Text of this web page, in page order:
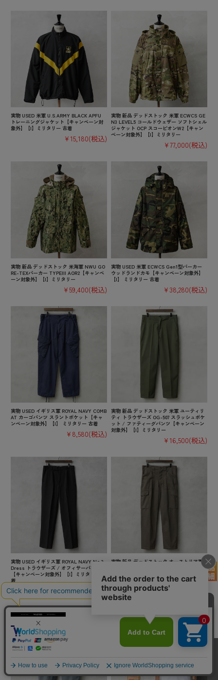
実物 USED 米軍 U.S.ARMY BLACK APFU
トレーニングジャケット【キャンペーン対
象外】【I】ミリタリー 古着
¥15,180(税込)
実物 新品 デッドストック 米軍 ECWCS GE
N3 LEVEL5 コールドウェザー ソフトシェル
ジャケット OCP スコーピオンW2【キャン
ペーン対象外】【I】ミリタリー
¥77,000(税込)
実物 新品 デッドストック 米海軍 NWU GO
RE-TEXパーカー TYPEIII AOR2【キャンペ
ーン対象外】【I】ミリタリー
¥59,400(税込)
実物 USED 米軍 ECWCS Gen1型パーカー
ウッドランドカモ【キャンペーン対象外】
【I】 ミリタリー 古着
¥38,280(税込)
実物 USED イギリス軍 ROYAL NAVY COMB
AT カーゴパンツ スラントポケット【キャ
ンペーン対象外】【I】 ミリタリー 古着
¥8,580(税込)
実物 新品 デッドストック 米軍 ユーティリ
ティ トラウザーズ OG-507 スラッシュポケ
ット / ファティーグパンツ【キャンペーン
対象外】【I】ミリタリー
¥16,500(税込)
実物 USED イギリス軍 ROYAL NAVY No.3
Dress トラウザーズ / オフィサーパンツ
【キャンペーン対象外】【I】ミリタリー 古
着
¥3,850(税込)
実物 新品 デッドストック オーストリア軍
M-75 コットンツイル ファティーグ カーゴ
【I】ミリタリー
¥7,480